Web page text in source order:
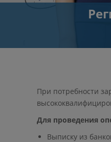
При потребности
Для проведения
Выписку из